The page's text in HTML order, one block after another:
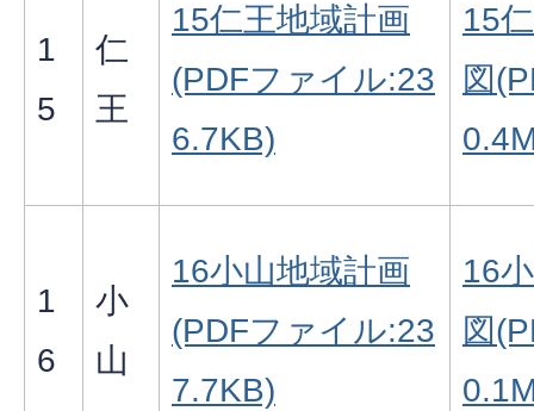
1
5
仁
王
15仁王地域計画
(PDFファイル:23
6.7KB)
15
図
1
6
小
山
16小山地域計画
(PDFファイル:23
7.7KB)
16
図